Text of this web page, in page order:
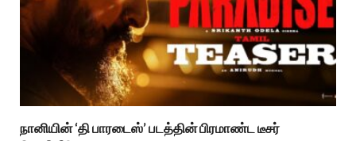
நானியின் ‘தி பாரடைஸ்’ படத்தின் பிரமாண்ட டீசர்